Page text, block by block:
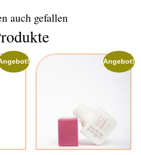
auch gefallen
Angebot!